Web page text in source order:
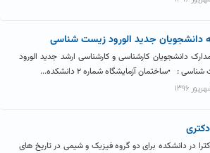
دانشجویان جدید الورود زیست شناسی
دانشجویان کارشناسی و کارشناسی ارشد جدید الورود
: •ساختمان آزمایشگاه شماره ۲ دانشکده...
در دانشکده برای دو گروه فیزیک و شیمی در تاریخ های